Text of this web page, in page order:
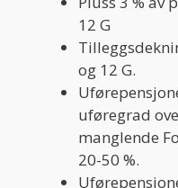
12 G
og 12 G.
uføregrad
manglende
20-50 %.